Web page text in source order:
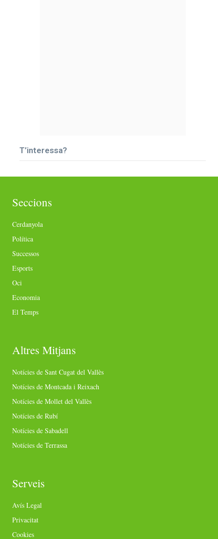
T’interessa?
Seccions
Cerdanyola
Política
Successos
Esports
Oci
Economia
El Temps
Altres Mitjans
Notícies de Sant Cugat del Vallès
Notícies de Montcada i Reixach
Notícies de Mollet del Vallès
Notícies de Rubí
Notícies de Sabadell
Notícies de Terrassa
Serveis
Avís Legal
Privacitat
Cookies